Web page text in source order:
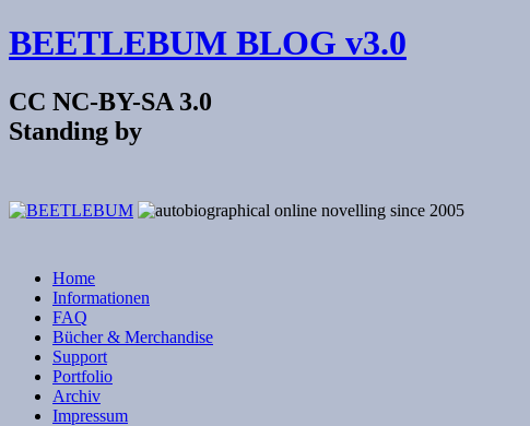
BEETLEBUM BLOG v3.0
CC NC-BY-SA 3.0
Standing by
Home
Informationen
FAQ
Bücher & Merchandise
Support
Portfolio
Archiv
Impressum